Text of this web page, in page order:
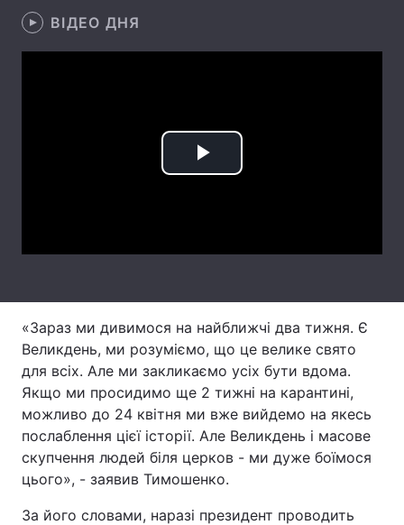
Екологія
Статті
Думки
Тема оформлення
ВІДЕО ДНЯ
Play
«Зараз ми дивимося на найближчі два тижня. Є
Великдень, ми розуміємо, що це велике свято
для всіх. Але ми закликаємо усіх бути вдома.
Якщо ми просидимо ще 2 тижні на карантині,
можливо до 24 квітня ми вже вийдемо на якесь
послаблення цієї історії. Але Великдень і масове
скупчення людей біля церков - ми дуже боїмося
цього», - заявив Тимошенко.
За його словами, наразі президент проводить